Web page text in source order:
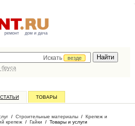
ремонт дом и дача
Искать
везде
бруса
СТАТЬИ ТОВАРЫ
/ Строительные материалы / Крепеж и
крепеж / Гайки / Товары и услуги